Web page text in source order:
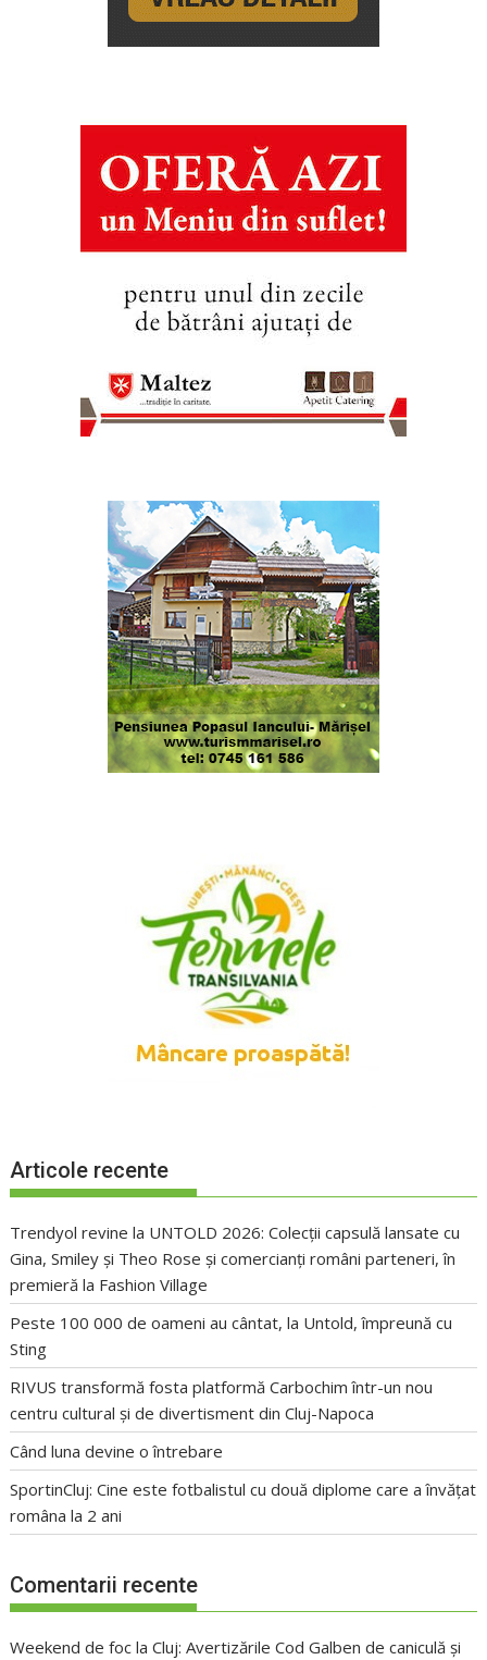
Articole recente
Trendyol revine la UNTOLD 2026: Colecții capsulă lansate cu
Gina, Smiley și Theo Rose și comercianți români parteneri, în
premieră la Fashion Village
Peste 100 000 de oameni au cântat, la Untold, împreună cu
Sting
RIVUS transformă fosta platformă Carbochim într-un nou
centru cultural și de divertisment din Cluj-Napoca
Când luna devine o întrebare
SportinCluj: Cine este fotbalistul cu două diplome care a învățat
româna la 2 ani
Comentarii recente
Weekend de foc la Cluj: Avertizările Cod Galben de caniculă și